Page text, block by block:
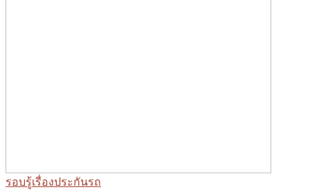
รอบรู้เรื่องประกันรถ